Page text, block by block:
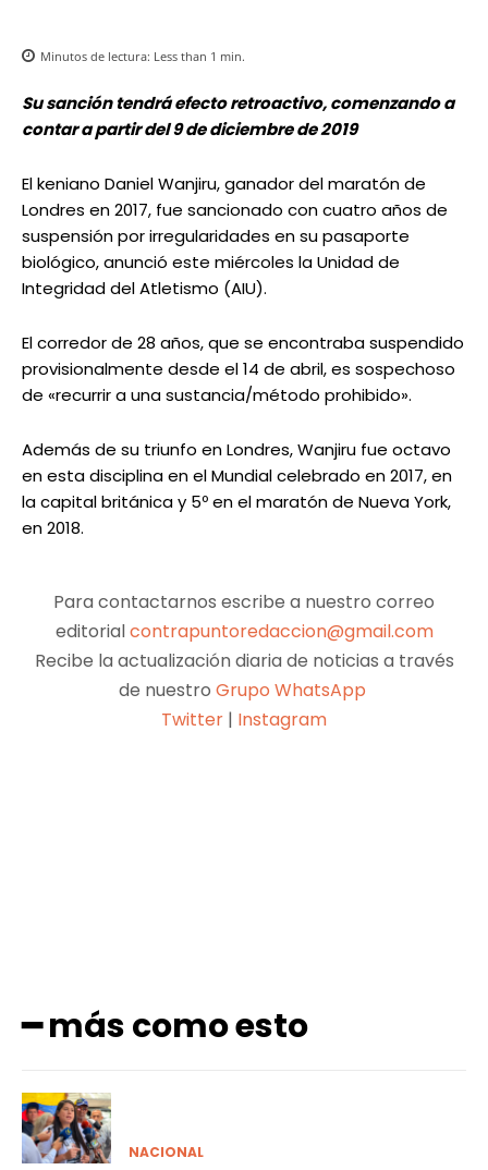
Minutos de lectura: Less than 1 min.
Su sanción tendrá efecto retroactivo, comenzando a
contar a partir del 9 de diciembre de 2019
El keniano Daniel Wanjiru, ganador del maratón de
Londres en 2017, fue sancionado con cuatro años de
suspensión por irregularidades en su pasaporte
biológico, anunció este miércoles la Unidad de
Integridad del Atletismo (AIU).
El corredor de 28 años, que se encontraba suspendido
provisionalmente desde el 14 de abril, es sospechoso
de «recurrir a una sustancia/método prohibido».
Además de su triunfo en Londres, Wanjiru fue octavo
en esta disciplina en el Mundial celebrado en 2017, en
la capital británica y 5º en el maratón de Nueva York,
en 2018.
Para contactarnos escribe a nuestro correo
editorialcontrapuntoredaccion@gmail.com
Recibe la actualización diaria de noticias a través
de nuestro Grupo WhatsApp
Twitter | Instagram
━ más como esto
NACIONAL